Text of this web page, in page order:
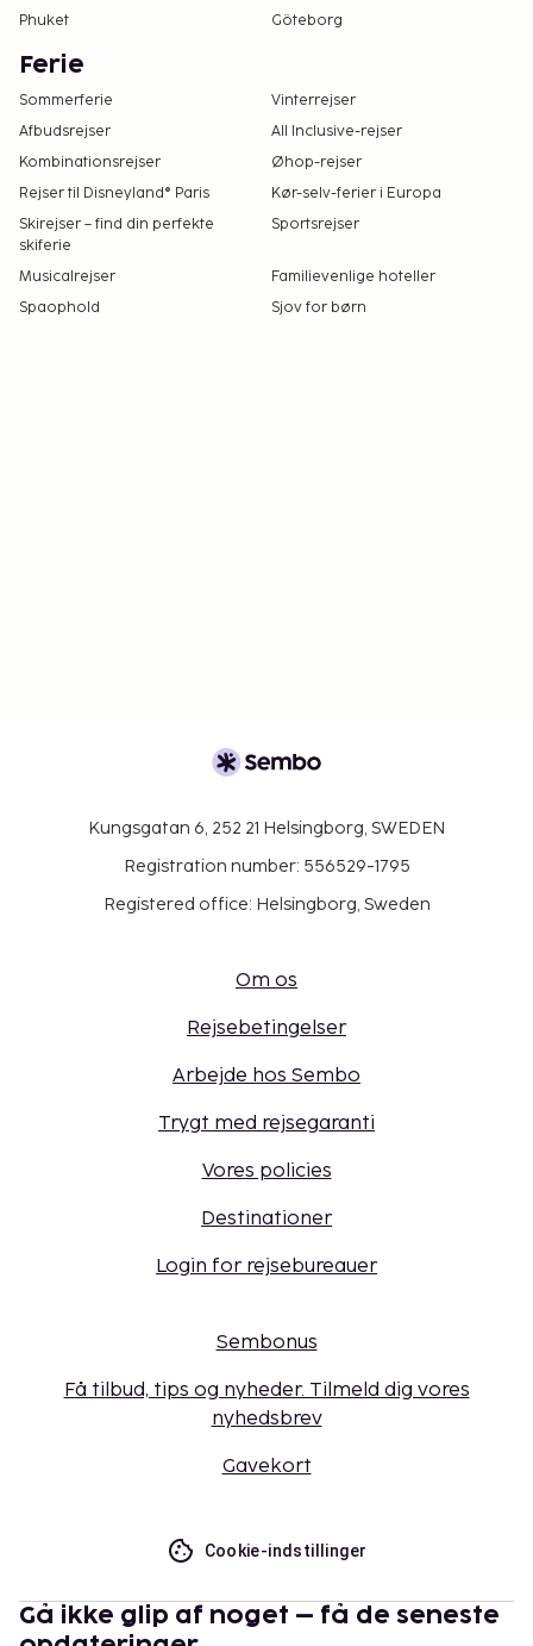
Phuket
Göteborg
Ferie
Sommerferie
Vinterrejser
Afbudsrejser
All Inclusive-rejser
Kombinationsrejser
Øhop-rejser
Rejser til Disneyland® Paris
Kør-selv-ferier i Europa
Skirejser – find din perfekte
skiferie
Sportsrejser
Musicalrejser
Familievenlige hoteller
Spaophold
Sjov for børn
Kungsgatan 6, 252 21 Helsingborg, SWEDEN
Registration number: 556529-1795
Registered office: Helsingborg, Sweden
Om os
Rejsebetingelser
Arbejde hos Sembo
Trygt med rejsegaranti
Vores policies
Destinationer
Login for rejsebureauer
Sembonus
Få tilbud, tips og nyheder. Tilmeld dig vores
nyhedsbrev
Gavekort
Cookie-indstillinger
Gå ikke glip af noget – få de seneste